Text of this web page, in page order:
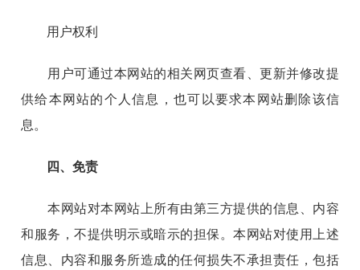
用户权利
用户可通过本网站的相关网页查看、更新并修改提
供给本网站的个人信息，也可以要求本网站删除该信
息。
四、免责
本网站对本网站上所有由第三方提供的信息、内容
和服务，不提供明示或暗示的担保。本网站对使用上述
信息、内容和服务所造成的任何损失不承担责任，包括